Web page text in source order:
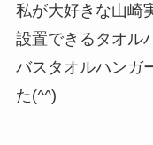
私が大好きな山崎
設置できるタオル
バスタオルハンガ
た(^^)